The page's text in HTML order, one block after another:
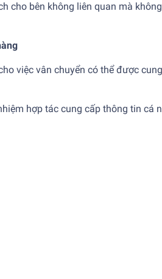
cho bên không liên quan mà
việc vân chuyển có thể được
hợp tác cung cấp thông tin cá